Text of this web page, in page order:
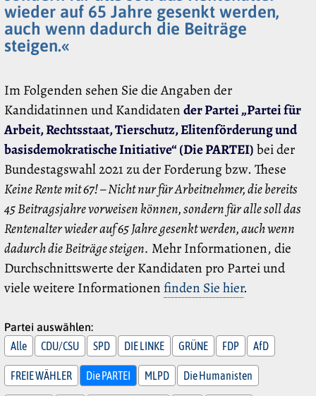
wieder auf 65 Jahre gesenkt werden,
auch wenn dadurch die Beiträge
steigen.«
Im Folgenden sehen Sie die Angaben der
Kandidatinnen und Kandidatender Partei „Partei für
Arbeit, Rechtsstaat, Tierschutz, Elitenförderung und
basisdemokratische Initiative“ (Die PARTEI)bei der
Bundestagswahl 2021 zu der Forderung bzw. These
Keine Rente mit 67! – Nicht nur für Arbeitnehmer, die bereits
45 Beitragsjahre vorweisen können, sondern für alle soll das
Rentenalter wieder auf 65 Jahre gesenkt werden, auch wenn
dadurch die Beiträge steigen. Mehr Informationen, die
Durchschnittswerte der Kandidaten pro Partei und
viele weitere Informationen finden Sie hier.
Partei auswählen:
Alle
CDU/CSU SPD DIE LINKE GRÜNE FDP AfD
FREIE WÄHLER Die PARTEI MLPD Die Humanisten